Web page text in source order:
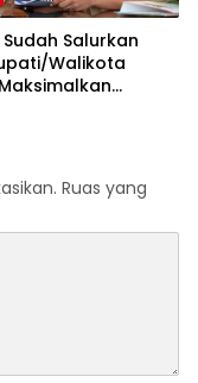
Salurkan
Walikota
Ruas yang